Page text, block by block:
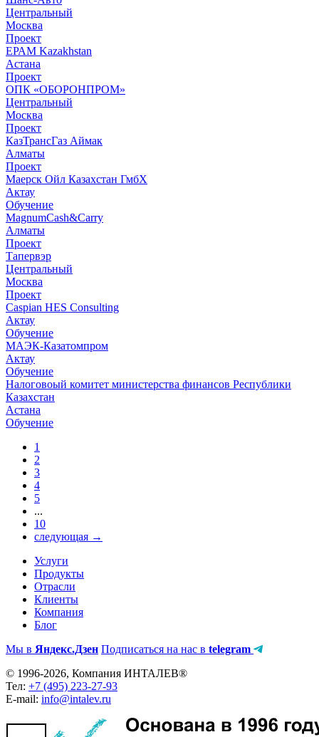
Центральный
Москва
Проект
ЕРАМ Kazakhstan
Астана
Проект
ОПК «ОБОРОНПРОМ»
Центральный
Москва
Проект
КазТрансГаз Аймак
Алматы
Проект
Маерск Ойл Казахстан ГмбХ
Актау
Обучение
MagnumCash&Carry
Алматы
Проект
Тапервэр
Центральный
Москва
Проект
Caspian HES Consulting
Актау
Обучение
МАЭК-Казатомпром
Актау
Обучение
Налоговоый комитет министерства финансов Республики
Казахстан
Астана
Обучение
1
2
3
4
5
...
10
следующая →
Услуги
Продукты
Отрасли
Клиенты
Компания
Блог
Мы в Яндекс.Дзен Подписаться на нас в telegram
© 1996-2026, Компания ИНТАЛЕВ®
Тел: +7 (495) 223-27-93
E-mail: info@intalev.ru